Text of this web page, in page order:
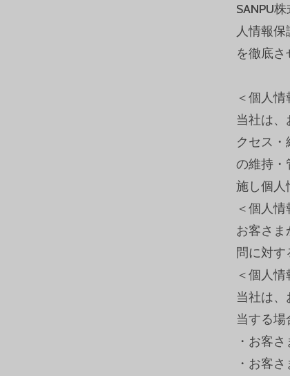
SANPU
人情報
を徹底さ
＜個人情
当社は、
クセス
の維持・
施し個人
＜個人
お客さ
問に対す
＜個人
当社は
当する場
・お客
・お客